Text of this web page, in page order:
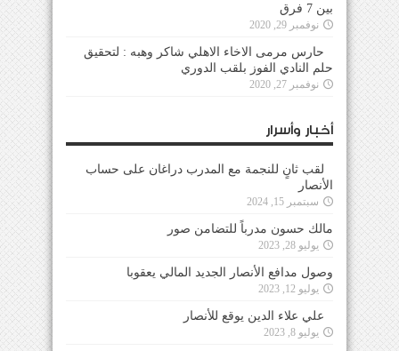
بين 7 فرق
نوفمبر 29, 2020
حارس مرمى الاخاء الاهلي شاكر وهبه : لتحقيق
حلم النادي الفوز بلقب الدوري
نوفمبر 27, 2020
أخبار وأسرار
لقب ثانٍ للنجمة مع المدرب دراغان على حساب
الأنصار
سبتمبر 15, 2024
مالك حسون مدرباً للتضامن صور
يوليو 28, 2023
وصول مدافع الأنصار الجديد المالي يعقوبا
يوليو 12, 2023
علي علاء الدين يوقع للأنصار
يوليو 8, 2023